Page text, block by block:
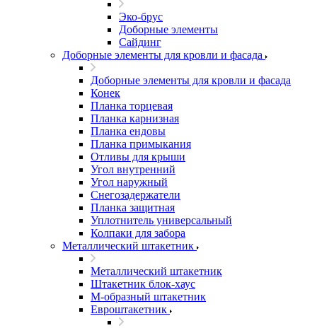
Эко-брус
Доборные элементы
Сайдинг
Доборные элементы для кровли и фасада
Доборные элементы для кровли и фасада
Конек
Планка торцевая
Планка карнизная
Планка ендовы
Планка примыкания
Отливы для крыши
Угол внутренний
Угол наружный
Снегозадержатели
Планка защитная
Уплотнитель универсальный
Колпаки для забора
Металлический штакетник
Металлический штакетник
Штакетник блок-хаус
М-образный штакетник
Евроштакетник